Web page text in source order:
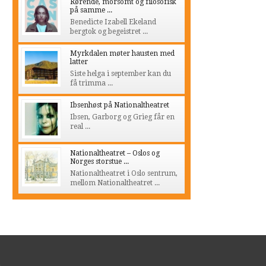
Rørende, morsomt og filosofisk
på samme ...
Benedicte Izabell Ekeland
bergtok og begeistret ...
Myrkdalen møter hausten med
latter
Siste helga i september kan du
få trimma ...
Ibsenhøst på Nationaltheatret
Ibsen, Garborg og Grieg får en
real ...
Nationaltheatret – Oslos og
Norges storstue ...
Nationaltheatret i Oslo sentrum,
mellom Nationaltheatret ...